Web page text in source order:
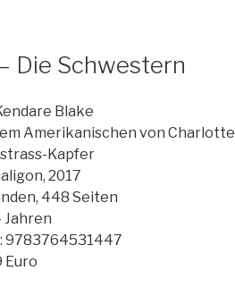
Die Schwestern
Blake
Amerikanischen von Charlotte
Kapfer
2017
448 Seiten
Jahren
9783764531447
Euro